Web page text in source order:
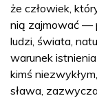
że człowiek,
nią zajmować —
ludzi, świata,
warunek
kimś
sława,